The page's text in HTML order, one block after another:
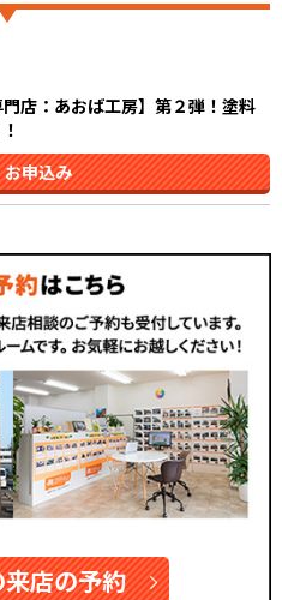
店：あおば工房】第２弾！塗料
申込み
店の予約